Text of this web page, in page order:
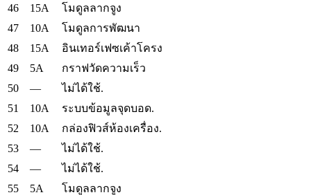
46
15A
โมดูลลากจูง
47
10A
โมดูลการพัฒนา
48
15A
อินเทอร์เฟซเค้าโครง
49
5A
กราฟวัดความเร็ว
50
—
ไม่ได้ใช้.
51
10A
ระบบข้อมูลจุดบอด.
52
10A
กล่องฟิวส์ห้องเครื่อง.
53
—
ไม่ได้ใช้.
54
—
ไม่ได้ใช้.
55
5A
โมดูลลากจูง